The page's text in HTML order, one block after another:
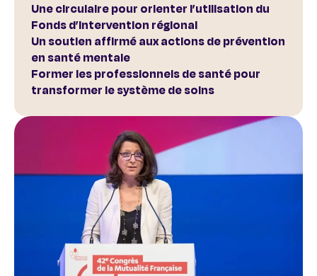
Une circulaire pour orienter l’utilisation du
Fonds d’intervention régional
Un soutien affirmé aux actions de prévention
en santé mentale
Former les professionnels de santé pour
transformer le système de soins